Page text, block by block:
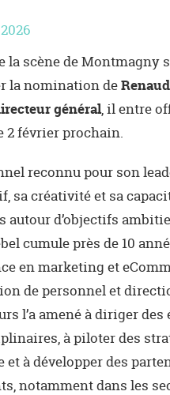
la scène de Montmagny
la nomination de
général, il entre
2 février prochain.
reconnu pour son
sa créativité et sa
autour d’objectifs
cumule près de 10
en marketing et
de personnel et
l’a amené à diriger des
à piloter des
et à développer des
notamment dans les